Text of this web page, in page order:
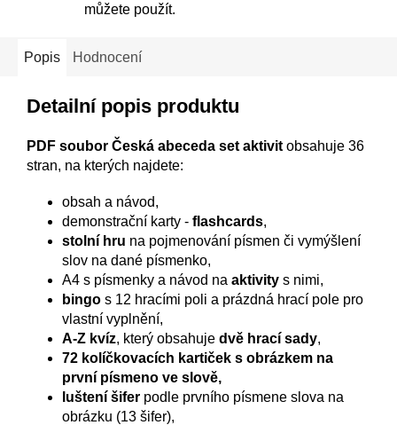
můžete použít.
Popis Hodnocení
Detailní popis produktu
PDF soubor Česká abeceda set aktivit obsahuje 36
stran, na kterých najdete:
obsah a návod,
demonstrační karty - flashcards,
stolní hru na pojmenování písmen či vymýšlení
slov na dané písmenko,
A4 s písmenky a návod na aktivity s nimi,
bingo s 12 hracími poli a prázdná hrací pole pro
vlastní vyplnění,
A-Z kvíz, který obsahuje dvě hrací sady,
72 kolíčkovacích kartiček s obrázkem na
první písmeno ve slově,
luštení šifer podle prvního písmene slova na
obrázku (13 šifer),